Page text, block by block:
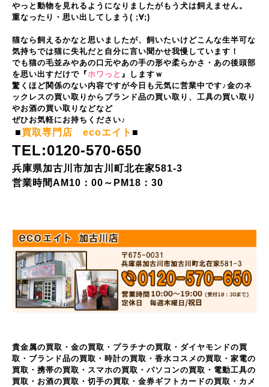
やっと動物を見れるようになりましたがもう犬は飼えません。
重なったり・思い出してしまう( ;∀;)
猫なら飼えるかなと思いましたが、飼いたいけどこんな生半可な
気持ちでは猫に失礼だと自分に言い聞かせ我慢しています！
でも猫の毛並みやあの口元やあの手の形や柔らかさ・あの後頭部
を思い出すだけで『ホワっと 』しますｗ
驚くほど関係のない内容ですが今日も元気に営業中です♪金のネ
ックレスの買い取りからブランド品の買い取り、工具の買い取り
やお酒の買い取りなどなど
ぜひお気軽にお持ちください♪
■買取専門店 ecoエイト ■
TEL:0120-570-650
兵庫県加古川市加古川町北在家581-3
営業時間AM10：00～PM18：30
貴金属の買取・金の買取・プラチナの買取・ダイヤモンドの買
取・ブランド品の買取・時計の買取・香水コスメの買取・家電の
買取・携帯の買取・スマホの買取・パソコンの買取・電動工具の
買取・お酒の買取・切手の買取・金券ギフトカードの買取・カメ